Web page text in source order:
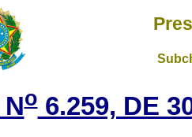
No6.259, DE